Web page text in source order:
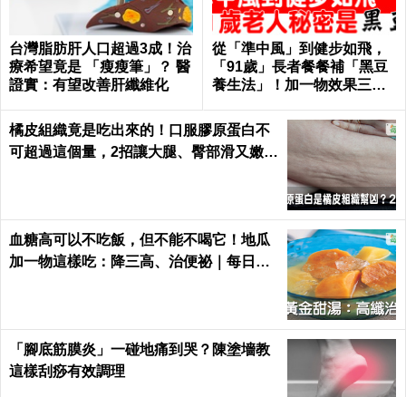
台灣脂肪肝人口超過3成！治
療希望竟是 「瘦瘦筆」？ 醫
證實：有望改善肝纖維化
從「準中風」到健步如飛，
「91歲」長者餐餐補「黑豆
養生法」！加一物效果三級
橘皮組織竟是吃出來的！口服膠原蛋白不
可超過這個量，2招讓大腿、臀部滑又嫩｜
血糖高可以不吃飯，但不能不喝它！地瓜
加一物這樣吃：降三高、治便祕｜每日健
「腳底筋膜炎」一碰地痛到哭？陳塗墻教
這樣刮痧有效調理